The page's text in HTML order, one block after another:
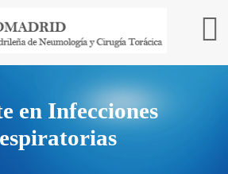
en Infecciones